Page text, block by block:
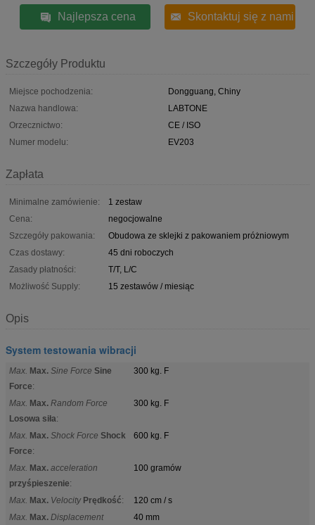
Najlepsza cena Skontaktuj się z nami
Szczegóły Produktu
Miejsce pochodzenia:
Dongguang, Chiny
Nazwa handlowa:
LABTONE
Orzecznictwo:
CE / ISO
Numer modelu:
EV203
Zapłata
Minimalne zamówienie:
1 zestaw
Cena:
negocjowalne
Szczegóły pakowania:
Obudowa ze sklejki z pakowaniem próżniowym
Czas dostawy:
45 dni roboczych
Zasady płatności:
T/T, L/C
Możliwość Supply:
15 zestawów / miesiąc
Opis
System testowania wibracji
Max. Max. Sine Force Sine
Force:
300 kg. F
Max. Max. Random Force
Losowa siła:
300 kg. F
Max. Max. Shock Force Shock
Force:
600 kg. F
Max. Max. acceleration
przyśpieszenie:
100 gramów
Max. Max. Velocity Prędkość:
120 cm / s
Max. Max. Displacement
40 mm